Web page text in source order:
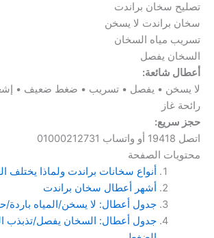
تصليح سخان براندت
سخان براندت لا يسخن
تسريب مياه السخان
السخان يفصل
أعطال شائعة:
لا يسخن • يفصل • تسريب • ضغط ضعيف •
رائحة غاز
حجز سريع:
اتصل 19418 أو واتساب 01000212731
محتويات الصفحة
أنواع سخانات براندت ولماذا يختلف
أشهر أعطال سخان براندت
جدول أعطال: لا يسخن/المياه باردة/
جدول أعطال: السخان يفصل/تذبذب